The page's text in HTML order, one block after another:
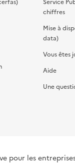
Service
chiffres
Mise à
data)
Vous êtes
Aide
Une
pour les